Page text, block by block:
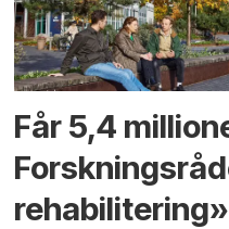
Får 5,4
rehabilitering»